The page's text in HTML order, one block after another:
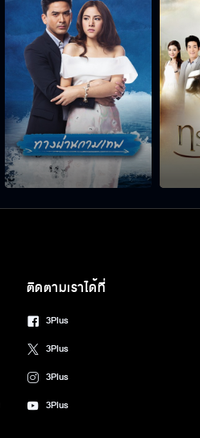
ติดตามเราได้ที่
3Plus
3Plus
3Plus
3Plus